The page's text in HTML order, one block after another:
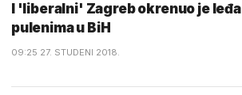
I 'liberalni' Zagreb okrenuo je leđa
pulenima u BiH
09:25 27. STUDENI 2018.